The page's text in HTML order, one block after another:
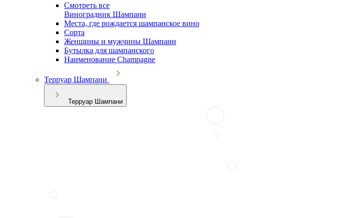
Смотреть все
Виноградник Шампани
Места, где рождается шампанское вино
Сорта
Женщины и мужчины Шампани
Бутылка для шампанского
Наименование Champagne
Терруар Шампани
Терруар Шампани